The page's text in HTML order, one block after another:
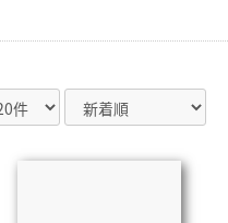
マルチメディア(0)